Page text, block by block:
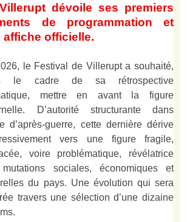
dévoile ses premiers
de programmation et
affiche officielle.
le Festival de Villerupt a souhaité,
le cadre de sa rétrospective
mettre en avant la figure
D’autorité structurante dans
d’après-guerre, cette dernière dérive
vers une figure fragile,
voire problématique, révélatrice
sociales, économiques et
du pays. Une évolution qui sera
travers une sélection d’une dizaine